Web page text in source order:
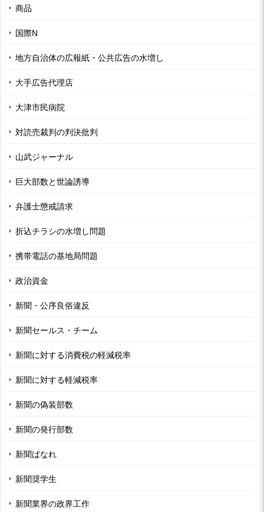
商品
国際N
地方自治体の広報紙・公共広告の水増し
大手広告代理店
大津市民病院
対読売裁判の判決批判
山武ジャーナル
巨大部数と世論誘導
弁護士懲戒請求
折込チラシの水増し問題
携帯電話の基地局問題
政治資金
新聞・公序良俗違反
新聞セールス・チーム
新聞に対する消費税の軽減税率
新聞に対する軽減税率
新聞の偽装部数
新聞の発行部数
新聞ばなれ
新聞奨学生
新聞業界の政界工作